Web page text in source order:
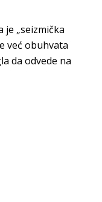
je „seizmička
već obuhvata
da odvede na